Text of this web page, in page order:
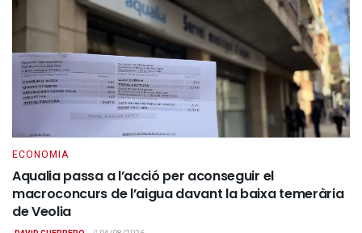
ECONOMIA
Aqualia passa a l’acció per aconseguir el
macroconcurs de l’aigua davant la baixa temerària
de Veolia